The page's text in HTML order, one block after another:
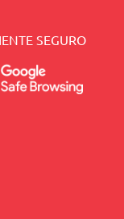
SEGURO